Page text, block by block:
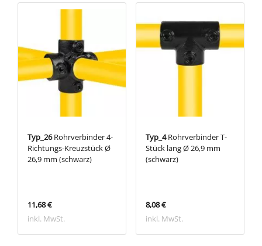
Typ_26Rohrverbinder 4-
Richtungs-Kreuzstück Ø
26,9 mm (schwarz)
11,68 €
inkl. MwSt.
Typ_4Rohrverbinder T-
Stück lang Ø 26,9 mm
(schwarz)
8,08 €
inkl. MwSt.